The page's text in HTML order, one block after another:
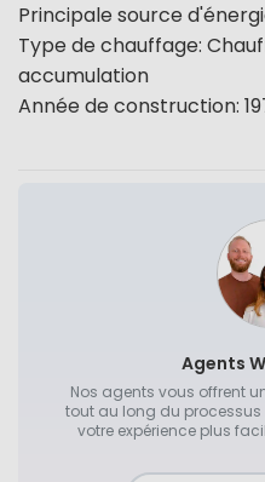
Principale source
Type de chauffage:
accumulation
Année de construction:
Agents
Nos agents vous offrent
tout au long du
votre expérience plus